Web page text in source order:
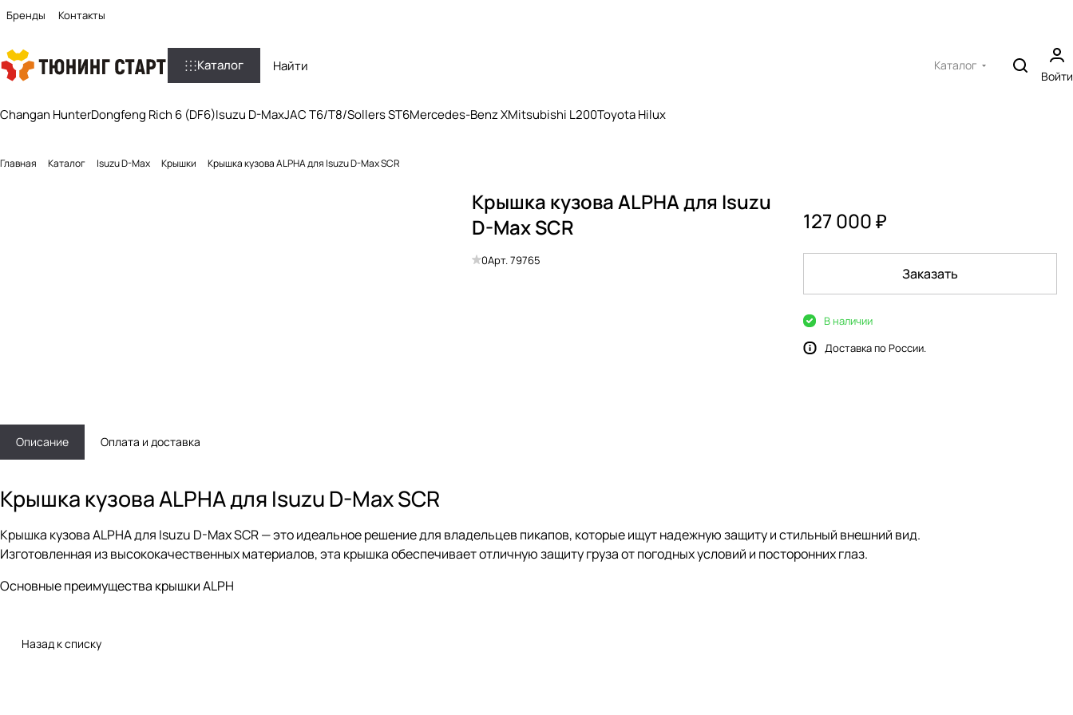
Бренды Контакты
Каталог Каталог
Войти
Changan HunterDongfeng Rich 6 (DF6)Isuzu D-MaxJAC T6/T8/Sollers ST6Mercedes-Benz XMitsubishi L200Toyota Hilux
Главная Каталог Isuzu D-Max Крышки Крышка кузова ALPHA для Isuzu D-Max SCR
Крышка кузова ALPHA для Isuzu
D-Max SCR
0Арт.79765
127 000 ₽
Заказать
В наличии
Доставка по России.
Описание Оплата и доставка
Крышка кузова ALPHA для Isuzu D-Max SCR
Крышка кузова ALPHA для Isuzu D-Max SCR — это идеальное решение для владельцев пикапов, которые ищут надежную защиту и стильный внешний вид.
Изготовленная из высококачественных материалов, эта крышка обеспечивает отличную защиту груза от погодных условий и посторонних глаз.
Основные преимущества крышки ALPH
Назад к списку